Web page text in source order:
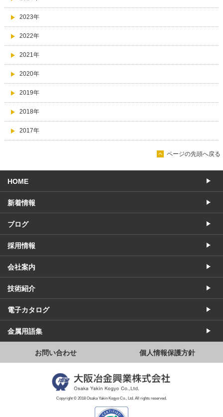
2023年
2022年
2021年
2020年
2019年
2018年
2017年
ページの先頭へ戻る
HOME
新着情報
ブログ
採用情報
会社案内
技術紹介
電子カタログ
金属用語集
お問い合わせ 個人情報保護方針
Copyright © 2018 Osaka Yakin Kogyo Co., Ltd. All rights reserved.